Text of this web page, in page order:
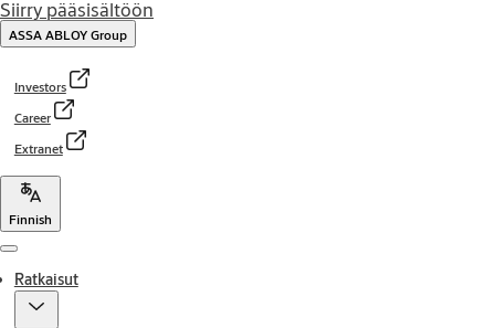
Siirry pääsisältöön
ASSA ABLOY Group
Investors
Career
Extranet
Finnish
Menu
Ratkaisut